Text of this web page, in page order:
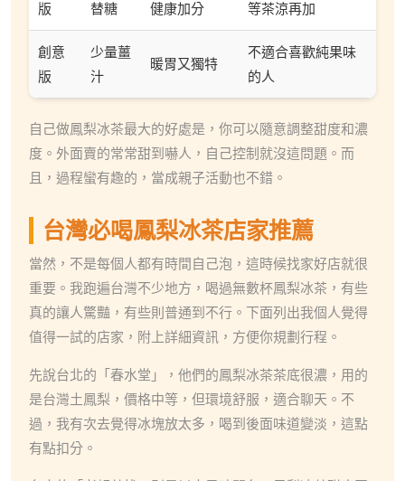
版
替糖
健康加分
等茶涼再加
創意
版
少量薑
汁
暖胃又獨特
不適合喜歡純果味
的人
自己做鳳梨冰茶最大的好處是，你可以隨意調整甜度和濃
度。外面賣的常常甜到嚇人，自己控制就沒這問題。而
且，過程蠻有趣的，當成親子活動也不錯。
台灣必喝鳳梨冰茶店家推薦
當然，不是每個人都有時間自己泡，這時候找家好店就很
重要。我跑遍台灣不少地方，喝過無數杯鳳梨冰茶，有些
真的讓人驚豔，有些則普通到不行。下面列出我個人覺得
值得一試的店家，附上詳細資訊，方便你規劃行程。
先說台北的「春水堂」，他們的鳳梨冰茶茶底很濃，用的
是台灣土鳳梨，價格中等，但環境舒服，適合聊天。不
過，我有次去覺得冰塊放太多，喝到後面味道變淡，這點
有點扣分。